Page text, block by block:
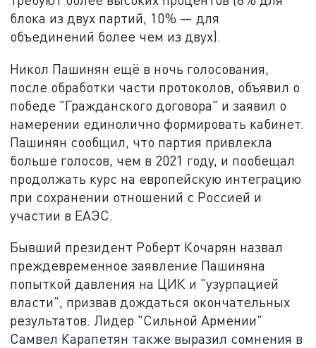
блока из двух партий, 10% — для
объединений более чем из двух).
Никол Пашинян ещё в ночь голосования,
после обработки части протоколов, объявил о
победе "Гражданского договора" и заявил о
намерении единолично формировать кабинет.
Пашинян сообщил, что партия привлекла
больше голосов, чем в 2021 году, и пообещал
продолжать курс на европейскую интеграцию
при сохранении отношений с Россией и
участии в ЕАЭС.
Бывший президент Роберт Кочарян назвал
преждевременное заявление Пашиняна
попыткой давления на ЦИК и "узурпацией
власти", призвав дождаться окончательных
результатов. Лидер "Сильной Армении"
Самвел Карапетян также выразил сомнения в